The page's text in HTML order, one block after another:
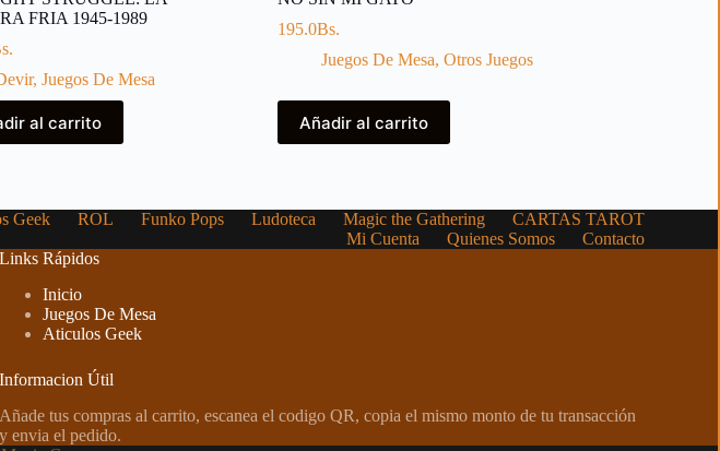
FRIA 1945-1989
, Juegos De Mesa
al carrito
195.0Bs.
Juegos De Mesa, Otros Juegos
Añadir al carrito
Geek ROL Funko Pops Ludoteca Magic the Gathering
CARTAS TAROT
Mi Cuenta
Quienes Somos
Contacto
Links Rápidos
Inicio
Juegos De Mesa
Aticulos Geek
Informacion Útil
Añade tus compras al carrito, escanea el codigo QR, copia el mismo monto de tu transacción
y envia el pedido.